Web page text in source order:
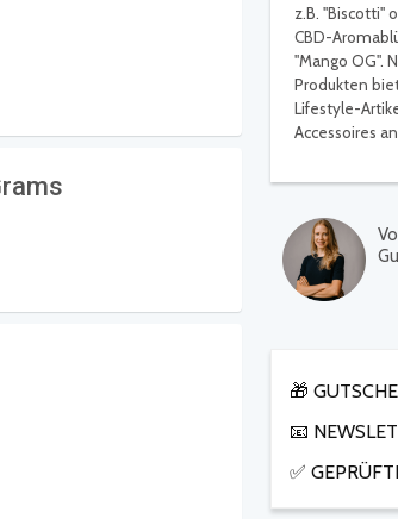
z.B. "Biscotti"
CBD-
"Mango OG".
Produkten
Lifestyle-
Accessoires an.
🎁
📧
✅